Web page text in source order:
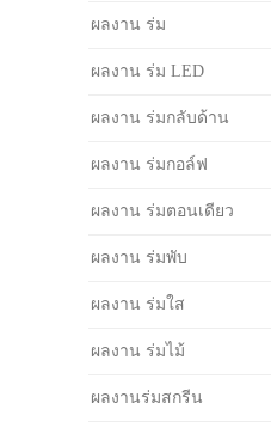
ผลงาน ร่ม
ผลงาน ร่ม LED
ผลงาน ร่มกลับด้าน
ผลงาน ร่มกอล์ฟ
ผลงาน ร่มตอนเดียว
ผลงาน ร่มพับ
ผลงาน ร่มใส
ผลงาน ร่มไม้
ผลงานร่มสกรีน